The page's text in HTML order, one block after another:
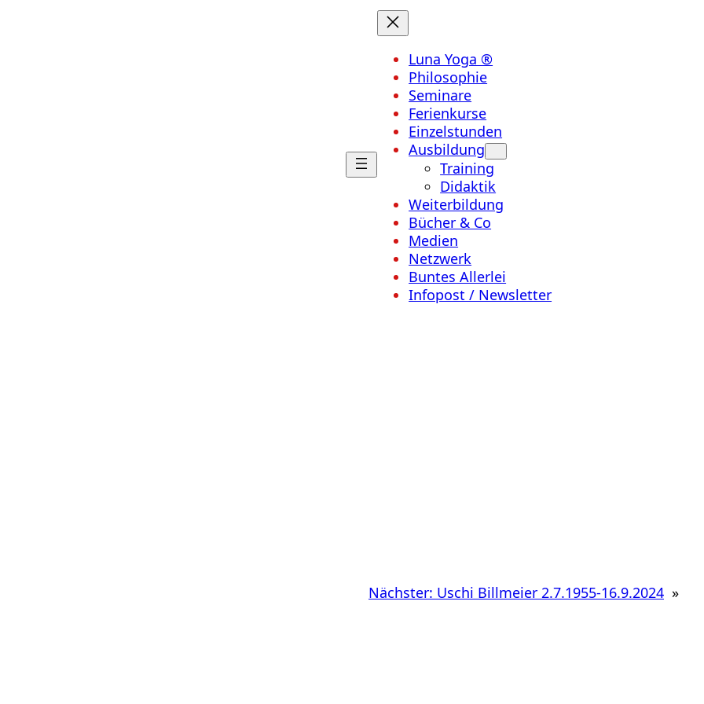
Luna Yoga ®
Philosophie
Seminare
Ferienkurse
Einzelstunden
Ausbildung
Training
Didaktik
Weiterbildung
Bücher & Co
Medien
Netzwerk
Buntes Allerlei
Infopost / Newsletter
Nächster: Uschi Billmeier 2.7.1955-16.9.2024 »